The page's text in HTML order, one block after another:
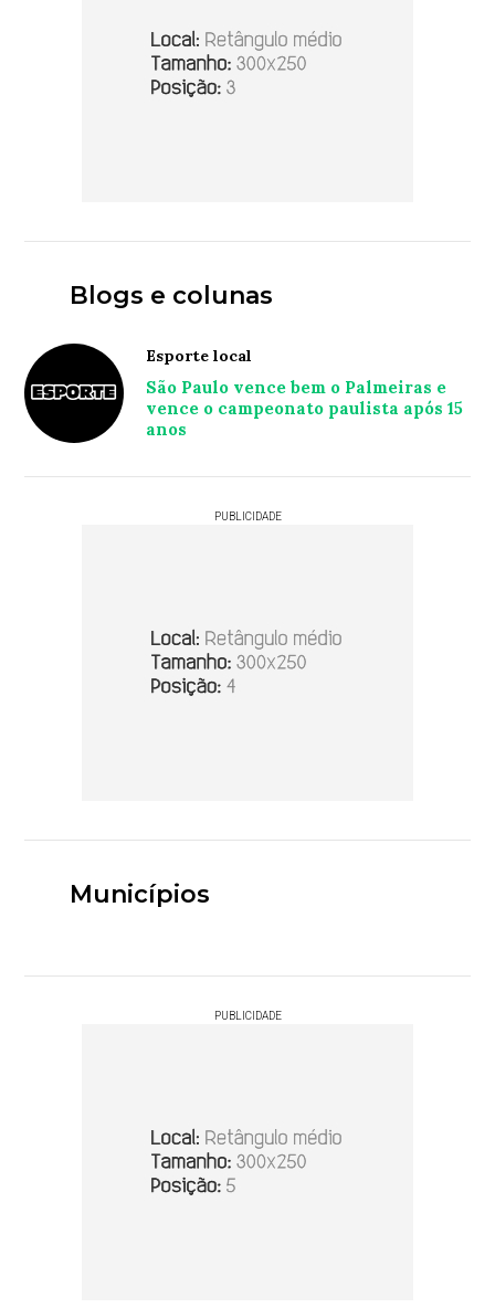
Blogs e colunas
Esporte local
São Paulo vence bem o Palmeiras e
vence o campeonato paulista após 15
anos
PUBLICIDADE
Municípios
PUBLICIDADE